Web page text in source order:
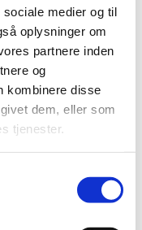
medier og til
oplysninger om
partnere inden
og
kombinere disse
dem, eller som
tjenester.